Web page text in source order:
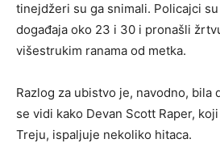
tinejdžeri su ga snimali. Policajci
događaja oko 23 i 30 i pronašli
višestrukim ranama od metka.
Razlog za ubistvo je, navodno, bila
se vidi kako Devan Scott Raper,
Treju, ispaljuje nekoliko hitaca.